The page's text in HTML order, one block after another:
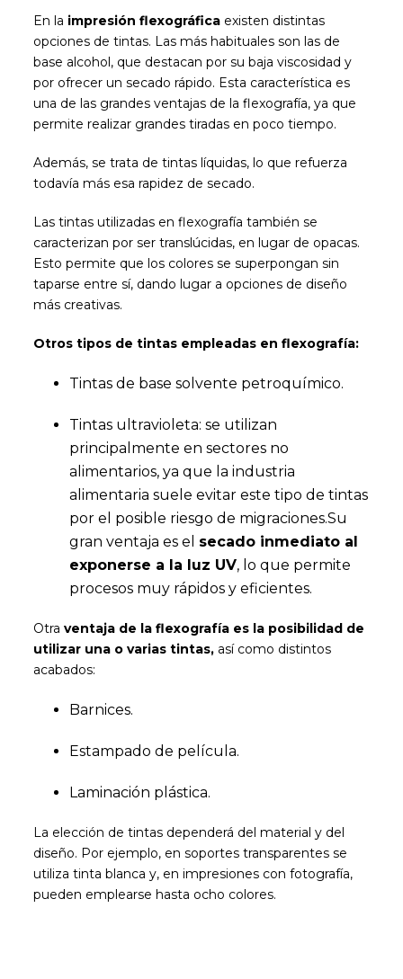
En la impresión flexográfica existen distintas
opciones de tintas. Las más habituales son las de
base alcohol, que destacan por su baja viscosidad y
por ofrecer un secado rápido. Esta característica es
una de las grandes ventajas de la flexografía, ya que
permite realizar grandes tiradas en poco tiempo.
Además, se trata de tintas líquidas, lo que refuerza
todavía más esa rapidez de secado.
Las tintas utilizadas en flexografía también se
caracterizan por ser translúcidas, en lugar de opacas.
Esto permite que los colores se superpongan sin
taparse entre sí, dando lugar a opciones de diseño
más creativas.
Otros tipos de tintas empleadas en flexografía:
Tintas de base solvente petroquímico.
Tintas ultravioleta: se utilizan
principalmente en sectores no
alimentarios, ya que la industria
alimentaria suele evitar este tipo de tintas
por el posible riesgo de migraciones.Su
gran ventaja es el secado inmediato al
exponerse a la luz UV, lo que permite
procesos muy rápidos y eficientes.
Otraventaja de la flexografía es la posibilidad de
utilizar una o varias tintas, así como distintos
acabados:
Barnices.
Estampado de película.
Laminación plástica.
La elección de tintas dependerá del material y del
diseño. Por ejemplo, en soportes transparentes se
utiliza tinta blanca y, en impresiones con fotografía,
pueden emplearse hasta ocho colores.